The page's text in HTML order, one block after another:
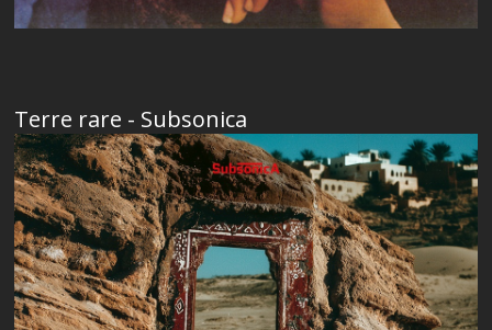
Terre rare - Subsonica